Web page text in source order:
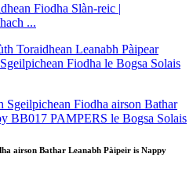
Fiodha Slàn-reic |
...
airson Bathar Leanabh Pàipeir is Nappy